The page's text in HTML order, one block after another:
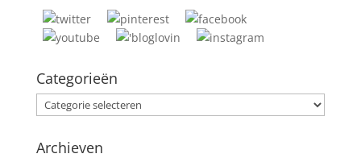
Categorieën
Categorieën
Archieven